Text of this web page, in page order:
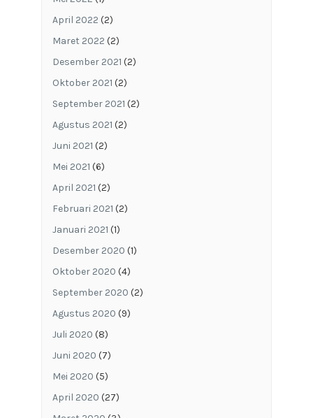
April 2022 (2)
Maret 2022 (2)
Desember 2021 (2)
Oktober 2021 (2)
September 2021 (2)
Agustus 2021 (2)
Juni 2021 (2)
Mei 2021 (6)
April 2021 (2)
Februari 2021 (2)
Januari 2021 (1)
Desember 2020 (1)
Oktober 2020 (4)
September 2020 (2)
Agustus 2020 (9)
Juli 2020 (8)
Juni 2020 (7)
Mei 2020 (5)
April 2020 (27)